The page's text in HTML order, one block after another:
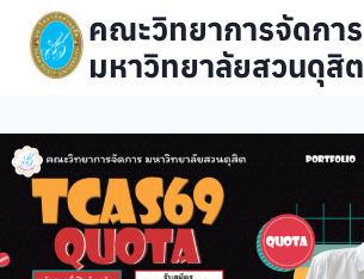
Skip
content
คณะวิทยาการจัดการ
มหาวิทยาลัยสวนดุสิต